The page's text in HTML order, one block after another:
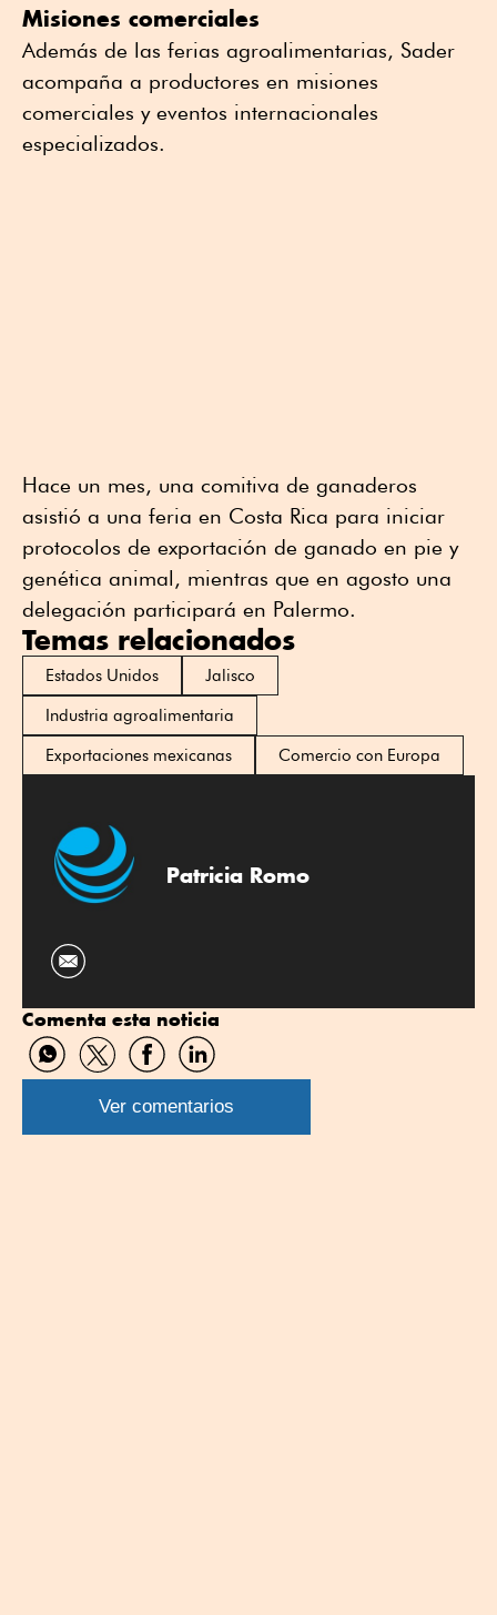
Misiones comerciales
Además de las ferias agroalimentarias, Sader
acompaña a productores en misiones
comerciales y eventos internacionales
especializados.
Hace un mes, una comitiva de ganaderos
asistió a una feria en Costa Rica para iniciar
protocolos de exportación de ganado en pie y
genética animal, mientras que en agosto una
delegación participará en Palermo.
Temas relacionados
Estados Unidos
Jalisco
Industria agroalimentaria
Exportaciones mexicanas
Comercio con Europa
Patricia Romo
Comenta esta noticia
Compartir
por
WhatsApp
Compartir
por
Twitter
Compartir
por
Facebook
Compartir
por
Linkedin
Ver comentarios